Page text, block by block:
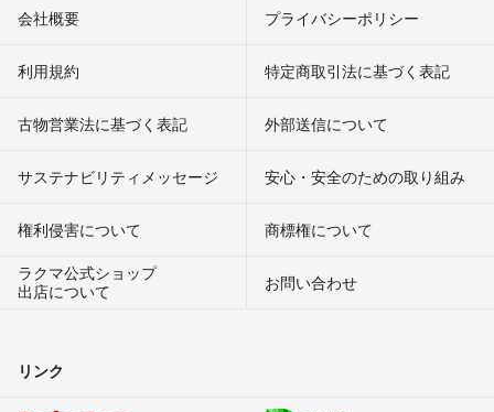
会社概要 プライバシーポリシー
利用規約 特定商取引法に基づく表記
古物営業法に基づく表記 外部送信について
サステナビリティメッセージ 安心・安全のための取り組み
権利侵害について
商標権について
ラクマ公式ショップ
出店について
お問い合わせ
リンク